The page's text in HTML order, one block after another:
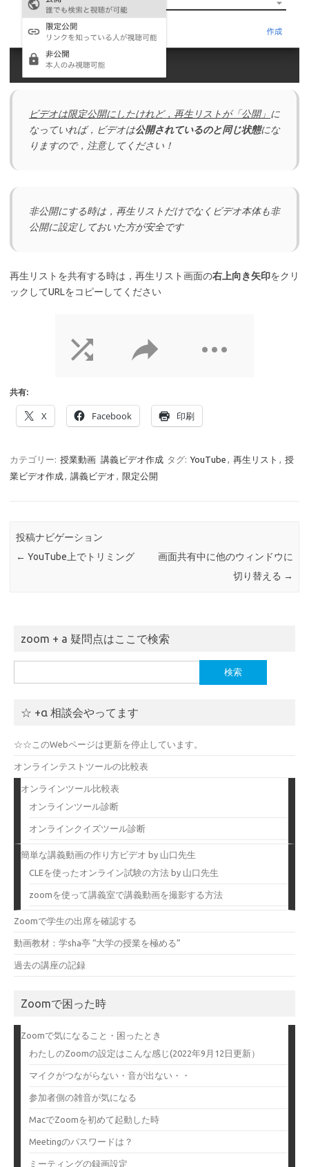
ビデオは限定公開にしたけれど，再生リストが「公開」 に
なっていれば，ビデオは公開されているのと同じ状態にな
りますので，注意してください！
非公開にする時は，再生リストだけでなくビデオ本体も非
公開に設定しておいた方が安全です
再生リストを共有する時は，再生リスト画面の右上向き矢印をクリ
ックしてURLをコピーしてください
共有:
X Facebook 印刷
カテゴリー: 授業動画 講義ビデオ作成 タグ: YouTube , 再生リスト , 授
業ビデオ作成, 講義ビデオ , 限定公開
投稿ナビゲーション
← YouTube上でトリミング
画面共有中に他のウィンドウに
切り替える →
zoom + a 疑問点はここで検索
索:
☆ +α 相談会やってます
☆☆このWebページは更新を停止しています。
オンラインテストツールの比較表
オンラインツール比較表
オンラインツール診断
オンラインクイズツール診断
簡単な講義動画の作り方ビデオ by 山口先生
CLEを使ったオンライン試験の方法 by 山口先生
zoomを使って講義室で講義動画を撮影する方法
Zoomで学生の出席を確認する
動画教材：学sha亭 “大学の授業を極める”
過去の講座の記録
Zoomで困った時
Zoomで気になること・困ったとき
わたしのZoomの設定はこんな感じ(2022年9月12日更新）
マイクがつながらない・音が出ない・・
参加者側の雑音が気になる
MacでZoomを初めて起動した時
Meetingのパスワードは？
ミーティングの録画設定